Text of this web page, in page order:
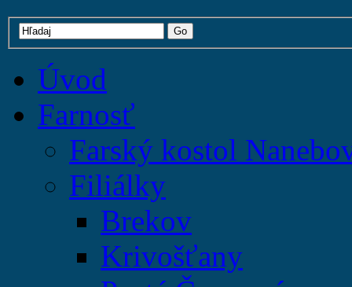
Úvod
Farnosť
Farský kostol
Filiálky
Brekov
Krivošťany